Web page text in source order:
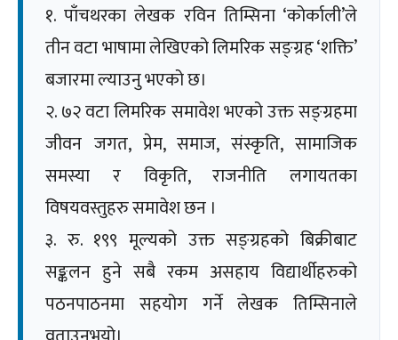
१. पाँचथरका लेखक रविन तिम्सिना ‘कोर्काली’ले
तीन वटा भाषामा लेखिएको लिमरिक सङ्ग्रह ‘शक्ति’
बजारमा ल्याउनु भएको छ।
२. ७२ वटा लिमरिक समावेश भएको उक्त सङ्ग्रहमा
जीवन जगत, प्रेम, समाज, संस्कृति, सामाजिक
समस्या र विकृति, राजनीति लगायतका
विषयवस्तुहरु समावेश छन ।
३. रु. १९९ मूल्यको उक्त सङ्ग्रहको बिक्रीबाट
सङ्कलन हुने सबै रकम असहाय विद्यार्थीहरुको
पठनपाठनमा सहयोग गर्ने लेखक तिम्सिनाले